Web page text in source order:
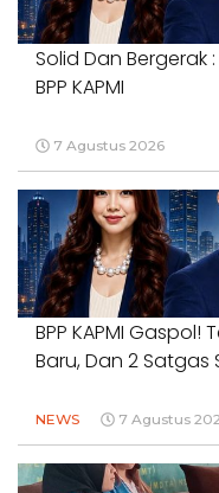
Solid Dan Bergerak
BPP KAPMI
7 Agustus 2026
BPP KAPMI
Baru, Dan 2 Satgas
NEWS 7 Agustus